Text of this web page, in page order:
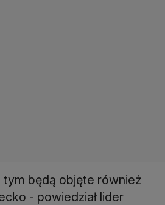
będą objęte również
- powiedział lider